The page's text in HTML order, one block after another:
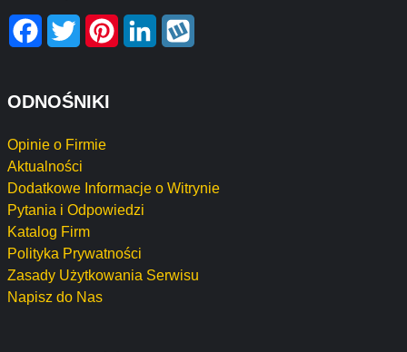
Facebook
Twitter PinterestLinkedIn
ODNOŚNIKI
Opinie o Firmie
Aktualności
Dodatkowe Informacje o Witrynie
Pytania i Odpowiedzi
Katalog Firm
Polityka Prywatności
Zasady Użytkowania Serwisu
Napisz do Nas